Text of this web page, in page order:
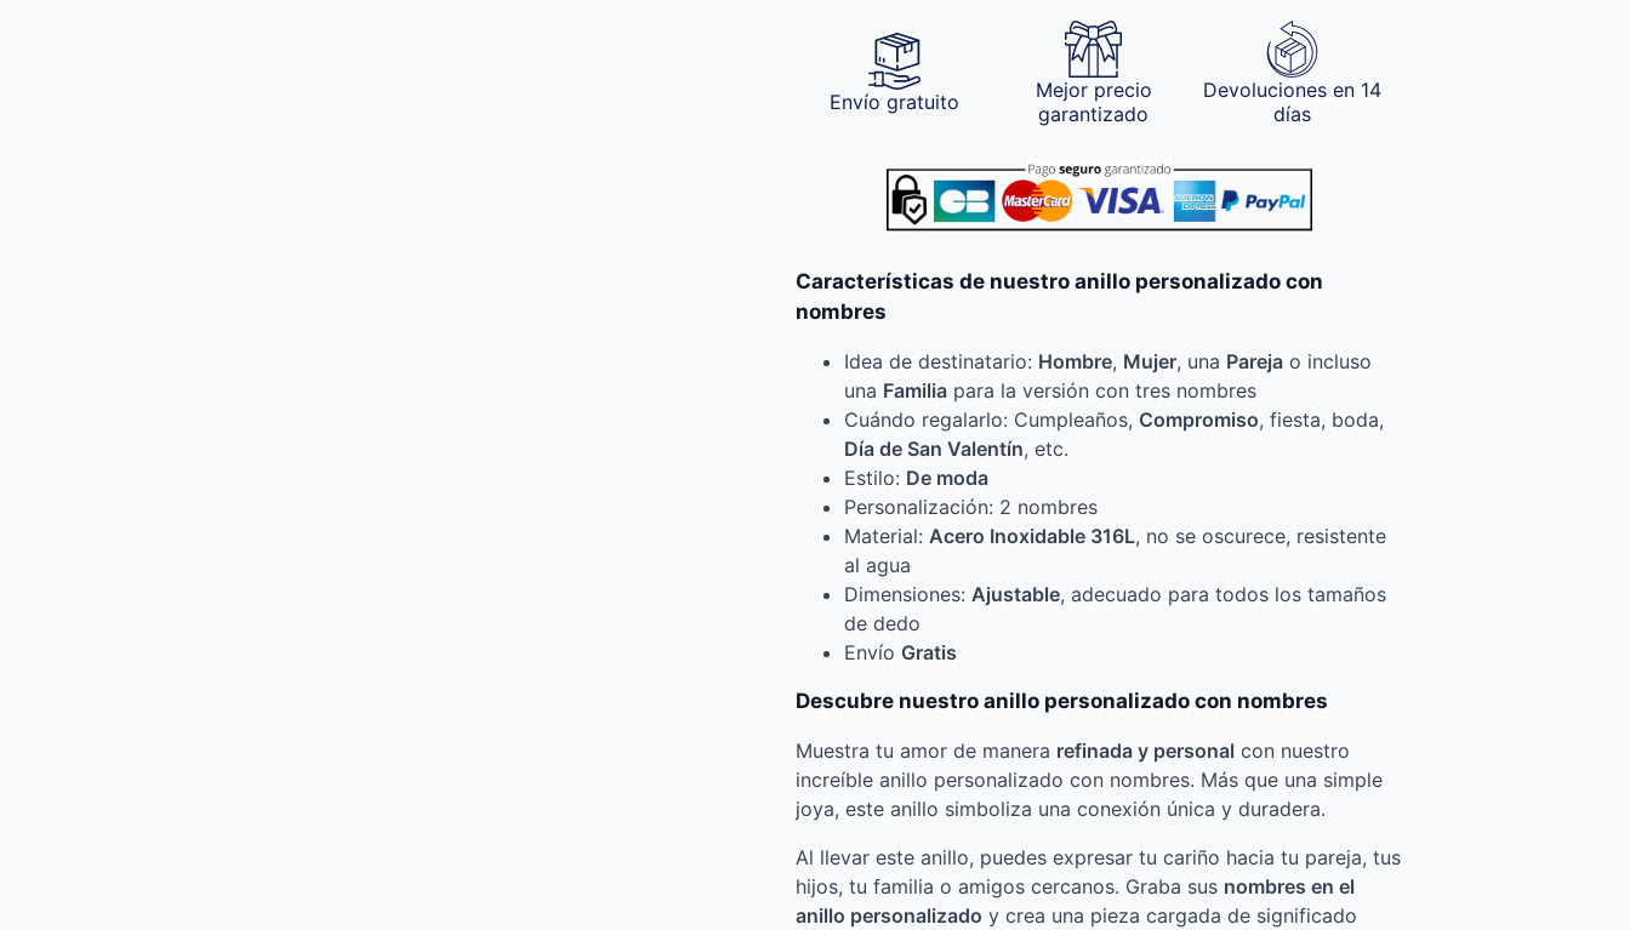
Envío gratuito
Mejor precio
garantizado
Devoluciones en 14
días
Características de nuestro anillo personalizado con
nombres
Idea de destinatario: Hombre, Mujer, una Pareja o incluso
una Familia para la versión con tres nombres
Cuándo regalarlo: Cumpleaños, Compromiso, fiesta, boda,
Día de San Valentín, etc.
Estilo: De moda
Personalización: 2 nombres
Material: Acero Inoxidable 316L, no se oscurece, resistente
al agua
Dimensiones: Ajustable, adecuado para todos los tamaños
de dedo
Envío Gratis
Descubre nuestro anillo personalizado con nombres
Muestra tu amor de manera refinada y personal con nuestro
increíble anillo personalizado con nombres. Más que una simple
joya, este anillo simboliza una conexión única y duradera.
Al llevar este anillo, puedes expresar tu cariño hacia tu pareja, tus
hijos, tu familia o amigos cercanos. Graba sus nombres en el
anillo personalizado y crea una pieza cargada de significado